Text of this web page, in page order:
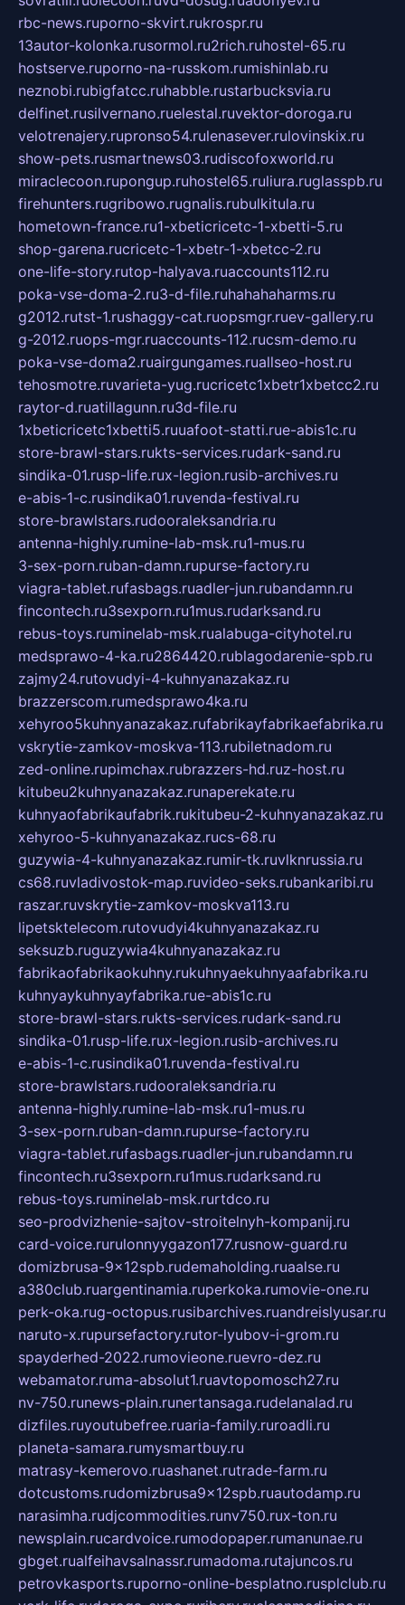
rbc-news.ruporno-skvirt.rukrospr.ru
13autor-kolonka.rusormol.ru2rich.ruhostel-65.ru
hostserve.ruporno-na-russkom.rumishinlab.ru
neznobi.rubigfatcc.ruhabble.rustarbucksvia.ru
delfinet.rusilvernano.ruelestal.ruvektor-doroga.ru
velotrenajery.rupronso54.rulenasever.rulovinskix.ru
show-pets.rusmartnews03.rudiscofoxworld.ru
miraclecoon.rupongup.ruhostel65.ruliura.ruglasspb.ru
firehunters.rugribowo.rugnalis.rubulkitula.ru
hometown-france.ru1-xbeticricetc-1-xbetti-5.ru
shop-garena.rucricetc-1-xbetr-1-xbetcc-2.ru
one-life-story.rutop-halyava.ruaccounts112.ru
poka-vse-doma-2.ru3-d-file.ruhahahaharms.ru
g2012.rutst-1.rushaggy-cat.ruopsmgr.ruev-gallery.ru
g-2012.ruops-mgr.ruaccounts-112.rucsm-demo.ru
poka-vse-doma2.ruairgungames.ruallseo-host.ru
tehosmotre.ruvarieta-yug.rucricetc1xbetr1xbetcc2.ru
raytor-d.ruatillagunn.ru3d-file.ru
1xbeticricetc1xbetti5.ruuafoot-statti.rue-abis1c.ru
store-brawl-stars.rukts-services.rudark-sand.ru
sindika-01.rusp-life.rux-legion.rusib-archives.ru
e-abis-1-c.rusindika01.ruvenda-festival.ru
store-brawlstars.rudooraleksandria.ru
antenna-highly.rumine-lab-msk.ru1-mus.ru
3-sex-porn.ruban-damn.rupurse-factory.ru
viagra-tablet.rufasbags.ruadler-jun.rubandamn.ru
fincontech.ru3sexporn.ru1mus.rudarksand.ru
rebus-toys.ruminelab-msk.rualabuga-cityhotel.ru
medsprawo-4-ka.ru2864420.rublagodarenie-spb.ru
zajmy24.rutovudyi-4-kuhnyanazakaz.ru
brazzerscom.rumedsprawo4ka.ru
xehyroo5kuhnyanazakaz.rufabrikayfabrikaefabrika.ru
vskrytie-zamkov-moskva-113.rubiletnadom.ru
zed-online.rupimchax.rubrazzers-hd.ruz-host.ru
kitubeu2kuhnyanazakaz.runaperekate.ru
kuhnyaofabrikaufabrik.rukitubeu-2-kuhnyanazakaz.ru
xehyroo-5-kuhnyanazakaz.rucs-68.ru
guzywia-4-kuhnyanazakaz.rumir-tk.ruvlknrussia.ru
cs68.ruvladivostok-map.ruvideo-seks.rubankaribi.ru
raszar.ruvskrytie-zamkov-moskva113.ru
lipetsktelecom.rutovudyi4kuhnyanazakaz.ru
seksuzb.ruguzywia4kuhnyanazakaz.ru
fabrikaofabrikaokuhny.rukuhnyaekuhnyaafabrika.ru
kuhnyaykuhnyayfabrika.rue-abis1c.ru
store-brawl-stars.rukts-services.rudark-sand.ru
sindika-01.rusp-life.rux-legion.rusib-archives.ru
e-abis-1-c.rusindika01.ruvenda-festival.ru
store-brawlstars.rudooraleksandria.ru
antenna-highly.rumine-lab-msk.ru1-mus.ru
3-sex-porn.ruban-damn.rupurse-factory.ru
viagra-tablet.rufasbags.ruadler-jun.rubandamn.ru
fincontech.ru3sexporn.ru1mus.rudarksand.ru
rebus-toys.ruminelab-msk.rurtdco.ru
seo-prodvizhenie-sajtov-stroitelnyh-kompanij.ru
card-voice.rurulonnyygazon177.rusnow-guard.ru
domizbrusa-9x12spb.rudemaholding.ruaalse.ru
a380club.ruargentinamia.ruperkoka.rumovie-one.ru
perk-oka.rug-octopus.rusibarchives.ruandreislyusar.ru
naruto-x.rupursefactory.rutor-lyubov-i-grom.ru
spayderhed-2022.rumovieone.ruevro-dez.ru
webamator.ruma-absolut1.ruavtopomosch27.ru
nv-750.runews-plain.runertansaga.rudelanalad.ru
dizfiles.ruyoutubefree.ruaria-family.ruroadli.ru
planeta-samara.rumysmartbuy.ru
matrasy-kemerovo.ruashanet.rutrade-farm.ru
dotcustoms.rudomizbrusa9x12spb.ruautodamp.ru
narasimha.rudjcommodities.runv750.rux-ton.ru
newsplain.rucardvoice.rumodopaper.rumanunae.ru
gbget.rualfeihavsalnassr.rumadoma.rutajuncos.ru
petrovkasports.ruporno-online-besplatno.rusplclub.ru